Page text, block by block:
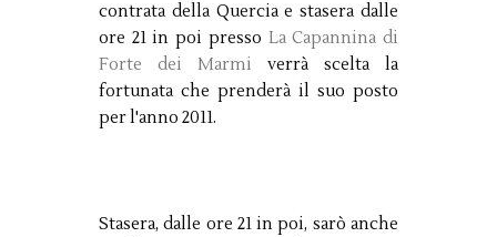
contrata della Quercia e stasera dalle
ore 21 in poi presso La Capannina di
Forte dei Marmi verrà scelta la
fortunata che prenderà il suo posto
per l'anno 2011.
Stasera, dalle ore 21 in poi, sarò anche